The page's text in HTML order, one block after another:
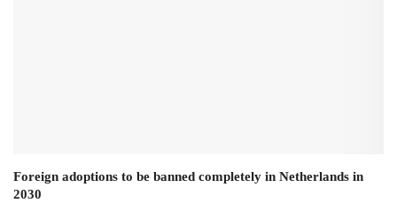
Foreign adoptions to be banned completely in Netherlands in
2030